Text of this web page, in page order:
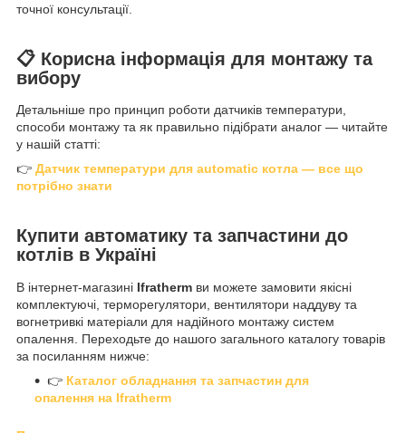
точної консультації.
📋 Корисна інформація для монтажу та
вибору
Детальніше про принцип роботи датчиків температури,
способи монтажу та як правильно підібрати аналог — читайте
у нашій статті:
👉 Датчик температури для automatic котла — все що
потрібно знати
Купити автоматику та запчастини до
котлів в Україні
В інтернет-магазині Ifratherm ви можете замовити якісні
комплектуючі, терморегулятори, вентилятори наддуву та
вогнетривкі матеріали для надійного монтажу систем
опалення. Переходьте до нашого загального каталогу товарів
за посиланням нижче:
👉 Каталог обладнання та запчастин для
опалення на Ifratherm